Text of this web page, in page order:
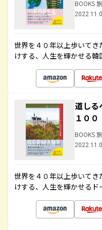
BOOKS
世界を４０年以上歩いて
けする、人生を輝かせる
道しる
１００
BOOKS
世界を４０年以上歩いて
けする、人生を輝かせる